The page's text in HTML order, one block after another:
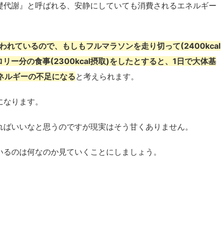
謝』と呼ばれる、安静にしていても消費されるエネルギー
れているので、もしもフルマラソンを走り切って(2400kcal
ー分の食事(2300kcal摂取)をしたとすると、1日で大体基
ギーの不足になると考えられます。
ります。
いいなと思うのですが現実はそう甘くありません。
のは何なのか見ていくことにしましょう。